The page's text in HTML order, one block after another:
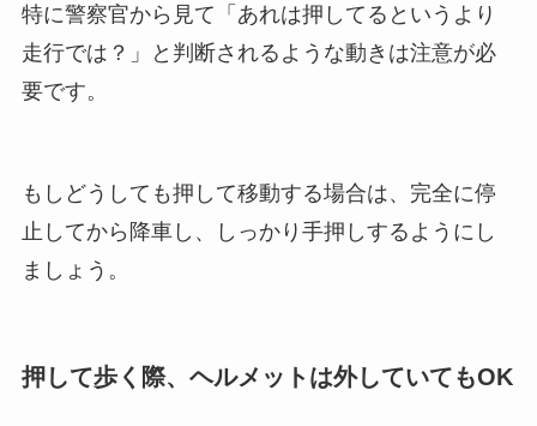
特に警察官から見て「あれは押してるというより
走行では？」と判断されるような動きは注意が必
要です。
もしどうしても押して移動する場合は、完全に停
止してから降車し、しっかり手押しするようにし
ましょう。
押して歩く際、ヘルメットは外していてもOK